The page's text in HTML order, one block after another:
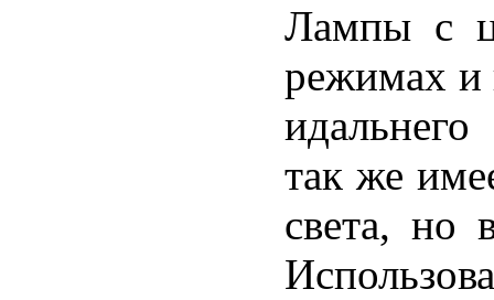
Лампы с
режимах и
так же
света, но